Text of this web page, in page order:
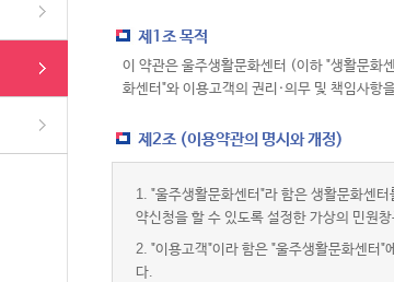
제1조 목적
이 약관은 울주생활문화센터 (이하 "생활문화
화센터"와 이용고객의 권리·의무 및 책임사항
제2조 (이용약관의 명시와 개정)
1. "울주생활문화센터"라 함은 생활문화센
약신청을 할 수 있도록 설정한 가상의 민원
2. "이용고객"이라 함은 "울주생활문화센터"
다.